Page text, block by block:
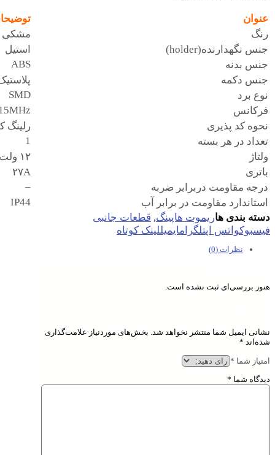
عنوان
رنگ
مشکی
جنس نگهدارنده(holder)
استیل
جنس بدنه
ABS
جنس دکمه
نوع برد
SMD
فرکانس
نحوه کد پذیری
رلینگ
تعداد در هر بسته
1
ولتاژ
۱۲ ولت
باتری
۲۷A
درجه مقاومت دربرابر ضربه
–
استاندارد مقاومت در برابر آب
IP44
دسته بندی هاریموت هاپینگ, قطعات جانبی
فیسبوکواتس اپتلگرامایمیللینک کوتاه
نظرات (0)
هنوز بررسی‌ای ثبت نشده است.
نشانی ایمیل شما منتشر نخواهد شد. بخش‌های موردنیاز علامت‌گذاری
شده‌اند *
امتیاز شما *
دیدگاه شما *